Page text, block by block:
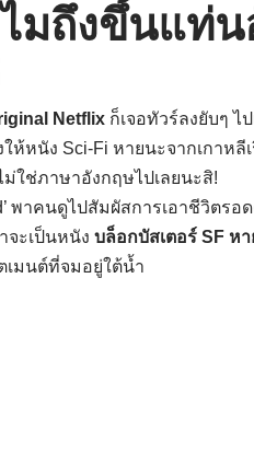
มถึงขึ้นแท่
Netflix ก็เจอทัวร์ลงยับๆ ไ
หนัง Sci-Fi หายนะจากเกาหลี
ใช่ภาษาอังกฤษไปเลยนะสิ!
พาคนดูไปสัมผัสการเอาชีวิตร
ะเป็นหนัง บล็อกบัสเตอร์ SF ห
เมนต์ที่จมอยู่ใต้น้ำ